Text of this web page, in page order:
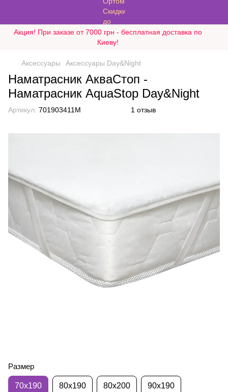
Акция! При заказе от 7000 грн - бесплатная доставка по
Киеву!
Аксессуары Аксессуары Day&Night
Наматрасник АкваСтоп -
Наматрасник AquaStop Day&Night
Артикул: 701903411M 1 отзыв
Размер
70х190 80х190 80х200 90х190